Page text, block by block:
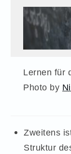
Lernen für
Photo by
Zweitens
Struktur